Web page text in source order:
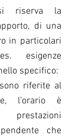
riserva la
di una
in particolari
esigenze
specifico:
riferite al
l’orario è
che